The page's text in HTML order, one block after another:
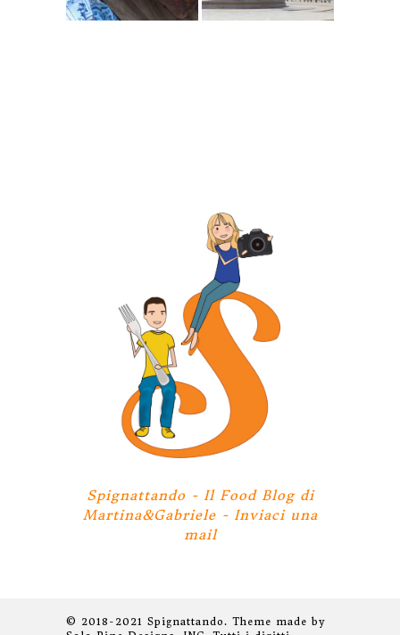
Spignattando - Il Food Blog di
Martina&Gabriele - Inviaci una
mail
© 2018-2021 Spignattando. Theme made by